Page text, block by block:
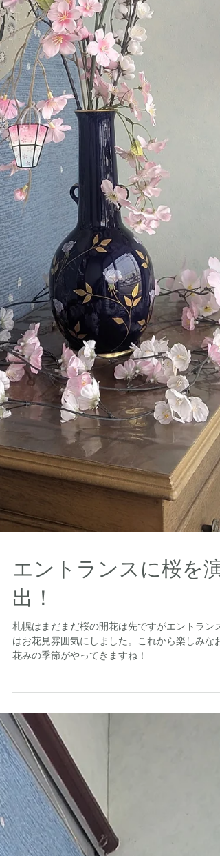
出！
札幌はまだまだ桜の開花は先ですがエントランス
はお花見雰囲気にしました。これから楽しみなお
花みの季節がやってきますね！